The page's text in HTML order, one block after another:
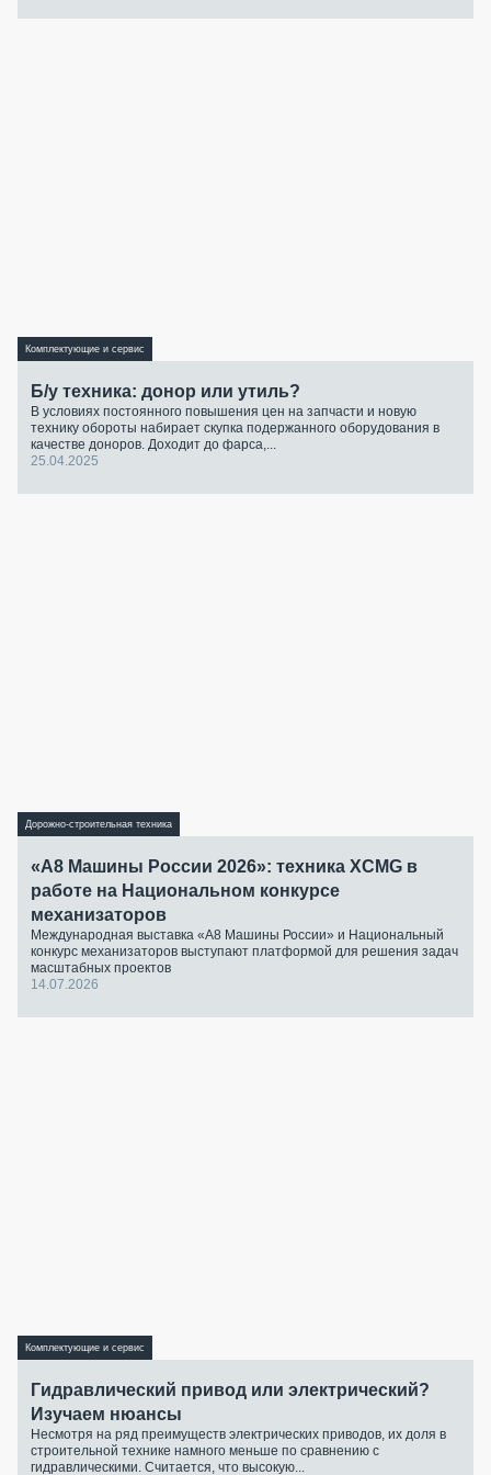
Комплектующие и сервис
Б/у техника: донор или утиль?
В условиях постоянного повышения цен на запчасти и новую
технику обороты набирает скупка подержанного оборудования в
качестве доноров. Доходит до фарса,...
25.04.2025
Дорожно-строительная техника
«А8 Машины России 2026»: техника XCMG в
работе на Национальном конкурсе
механизаторов
Международная выставка «А8 Машины России» и Национальный
конкурс механизаторов выступают платформой для решения задач
масштабных проектов
14.07.2026
Комплектующие и сервис
Гидравлический привод или электрический?
Изучаем нюансы
Несмотря на ряд преимуществ электрических приводов, их доля в
строительной технике намного меньше по сравнению с
гидравлическими. Считается, что высокую...